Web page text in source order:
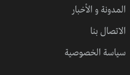
المدونة و الأخبار
الاتصال بنا
سياسة الخصوصية